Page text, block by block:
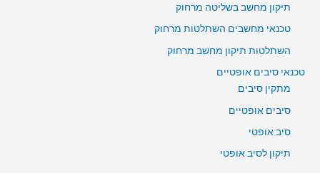
תיקון מחשב בשליטה מרחוק
טכנאי מחשבים השתלטות מרחוק
השתלטות תיקון מחשב מרחוק
טכנאי סיבים אופטיים
מתקין סיבים
סיבים אופטיים
סיב אופטי
תיקון לסיב אופטי